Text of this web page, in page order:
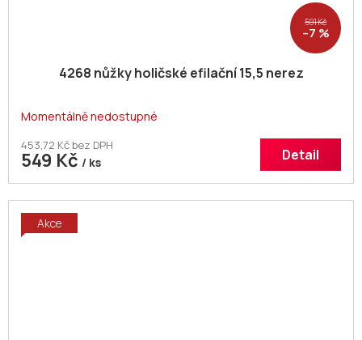
591 Kč
–7 %
4268 nůžky holičské efilační 15,5 nerez
Momentálně nedostupné
453,72 Kč bez DPH
549 Kč / ks Detail
Akce